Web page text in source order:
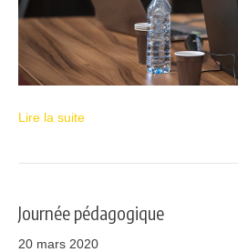
Lire la suite
Journée pédagogique
20 mars 2020